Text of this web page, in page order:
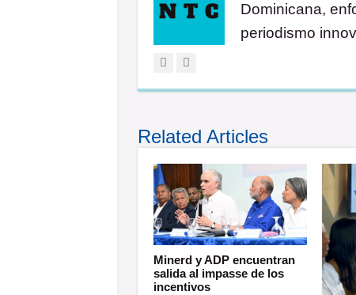
Dominicana,
periodismo
Related Articles
Minerd y ADP encuentran
salida al impasse de los
incentivos